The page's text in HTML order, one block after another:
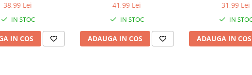
38,99 Lei
IN STOC
IN COS
41,99 Lei
IN STOC
ADAUGA IN COS
31,99 Lei
IN
ADAUGA IN COS